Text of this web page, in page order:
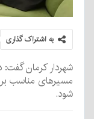
به اشتراک گذاری
شهردار کرمان
مسیر‌های مناسب
شود.